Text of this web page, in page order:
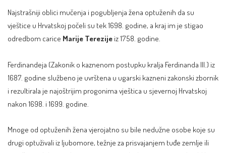
Najstrašniji oblici mučenja i pogubljenja žena optuženih da su
vještice u Hrvatskoj počeli su tek 1698. godine, a kraj im je stigao
odredbom carice Marije Terezije iz 1758. godine.
Ferdinandeja (Zakonik o kaznenom postupku kralja Ferdinanda III.) iz
1687. godine službeno je uvrštena u ugarski kazneni zakonski zbornik
i rezultirala je najoštrijim progonima vještica u sjevernoj Hrvatskoj
nakon 1698. i 1699. godine.
Mnoge od optuženih žena vjerojatno su bile nedužne osobe koje su
drugi optuživali iz ljubomore, težnje za prisvajanjem tuđe zemlje ili